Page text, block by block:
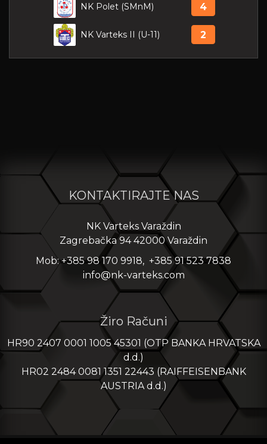
NK Polet (SMnM) 4
NK Varteks II (U-11) 2
KONTAKTIRAJTE NAS
NK Varteks Varaždin
Zagrebačka 94 42000 Varaždin
Mob: +385 98 170 9918, +385 91 523 7838
info@nk-varteks.com
Žiro Računi
HR90 2407 0001 1005 45301 (OTP BANKA HRVATSKA
d.d.)
HR02 2484 0081 1351 22443 (RAIFFEISENBANK
AUSTRIA d.d.)